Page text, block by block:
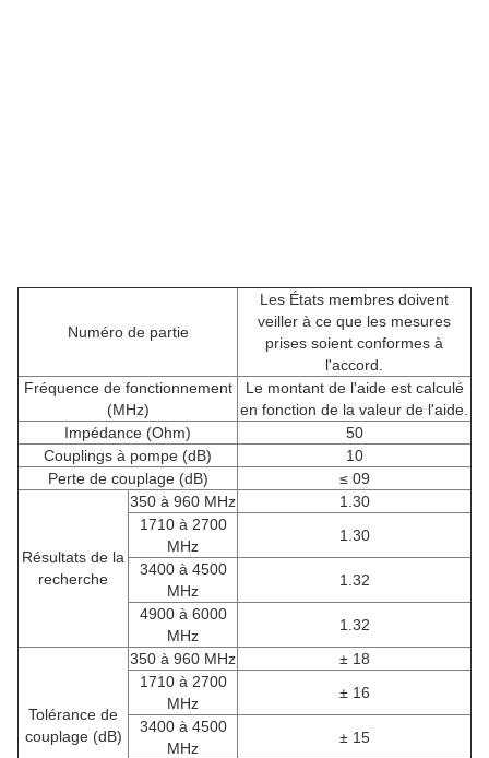
Numéro de partie
Les États membres doivent
veiller à ce que les mesures
prises soient conformes à
l'accord.
Fréquence de fonctionnement
(MHz)
Le montant de l'aide est calculé
en fonction de la valeur de l'aide.
Impédance (Ohm)
50
Couplings à pompe (dB)
10
Perte de couplage (dB)
≤ 09
Résultats de la
recherche
350 à 960 MHz
1.30
1710 à 2700
MHz
1.30
3400 à 4500
MHz
1.32
4900 à 6000
MHz
1.32
Tolérance de
couplage (dB)
350 à 960 MHz
± 18
1710 à 2700
MHz
± 16
3400 à 4500
MHz
± 15